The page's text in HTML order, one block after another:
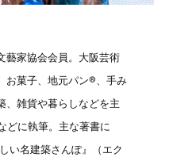
藝家協会会員。大阪芸術
お菓子、地元パン®️、手み
、雑貨や暮らしなどを主
どに執筆。主な著書に
い名建築さんぽ』（エク